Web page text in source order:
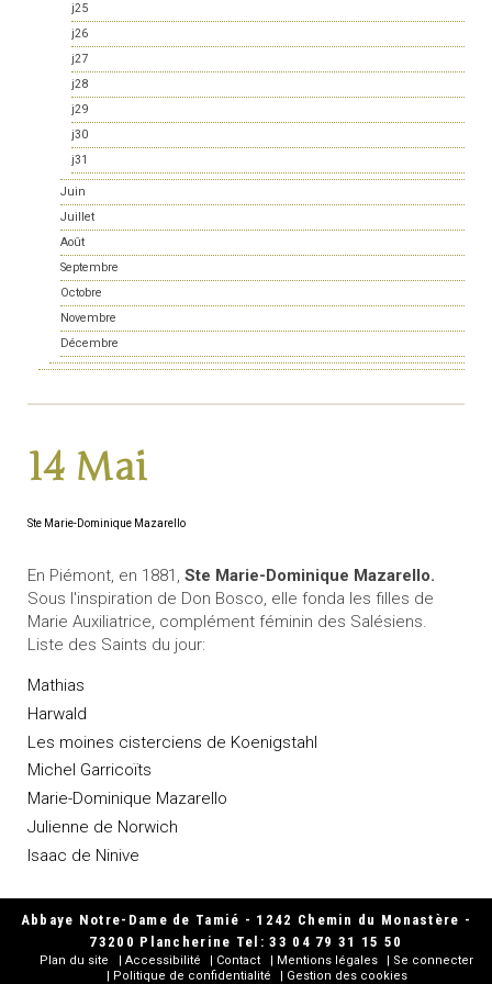
j25
j26
j27
j28
j29
j30
j31
Juin
Juillet
Août
Septembre
Octobre
Novembre
Décembre
14 Mai
Ste Marie-Dominique Mazarello
En Piémont, en 1881, Ste Marie-Dominique Mazarello.
Sous l'inspiration de Don Bosco, elle fonda les filles de
Marie Auxiliatrice, complément féminin des Salésiens.
Liste des Saints du jour:
Mathias
Harwald
Les moines cisterciens de Koenigstahl
Michel Garricoïts
Marie-Dominique Mazarello
Julienne de Norwich
Isaac de Ninive
Abbaye Notre-Dame de Tamié - 1242 Chemin du Monastère -
73200 Plancherine Tel: 33 04 79 31 15 50
Plan du site Accessibilité Contact Mentions légales
Se connecter
Politique de confidentialité
Gestion des cookies